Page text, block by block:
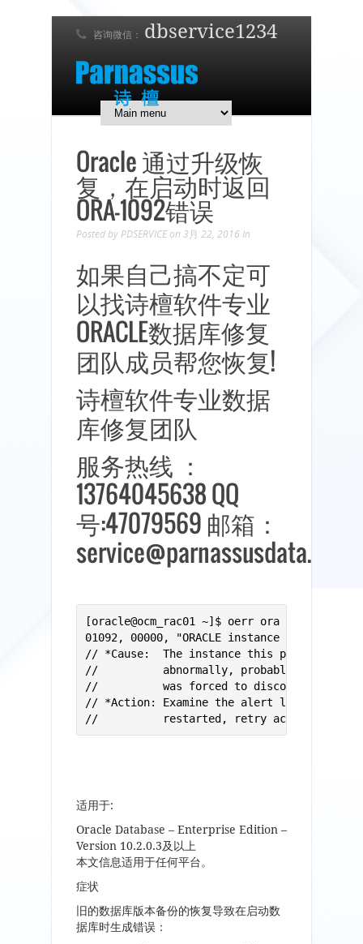
咨询微信： dbservice1234
7 x 24 在线支持！
简体中文 日本語
Oracle 通过升级恢
复，在启动时返回
ORA-1092错误
Posted by PDSERVICE on 3月 22, 2016 In
如果自己搞不定可
以找诗檀软件专业
ORACLE数据库修复
团队成员帮您恢复!
诗檀软件专业数据
库修复团队
服务热线 ：
13764045638 QQ
号:47079569 邮箱：
service@parnassusdata.com
[oracle@ocm_rac01 ~]$ oerr ora 01092
01092, 00000, "ORACLE instance
// *Cause:  The instance this process was
//          abnormally, probably via a
//          was forced to disconnect from
// *Action: Examine the alert log for more
适用于:
Oracle Database – Enterprise Edition –
Version 10.2.0.3及以上
本文信息适用于任何平台。
症状
旧的数据库版本备份的恢复导致在启动数
据库时生成错误：